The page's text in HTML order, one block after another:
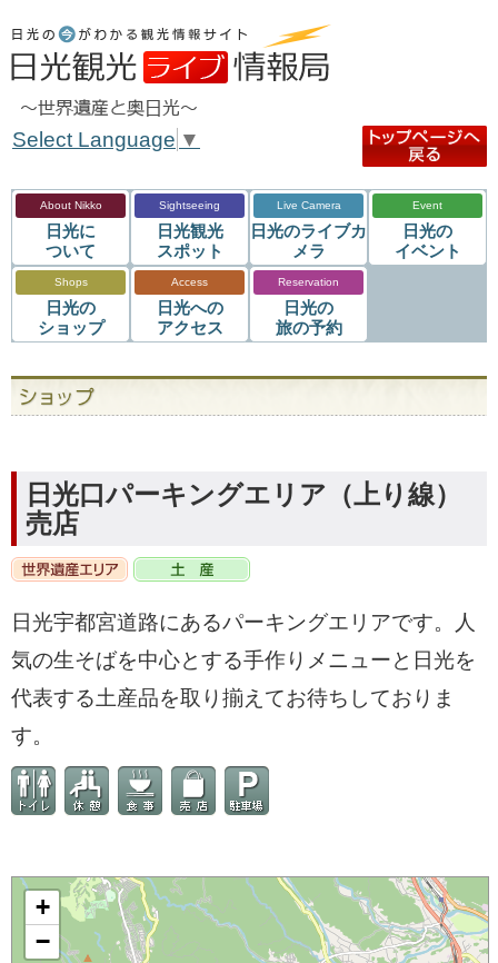
Select Language ▼
About Nikko
日光に
ついて
Sightseeing
日光観光
スポット
Live Camera
日光のライブカ
メラ
Event
日光の
イベント
Shops
日光の
ショップ
Access
日光への
アクセス
Reservation
日光の
旅の予約
日光口パーキングエリア（上り線）
売店
日光宇都宮道路にあるパーキングエリアです。人
気の生そばを中心とする手作りメニューと日光を
代表する土産品を取り揃えてお待ちしておりま
す。
+
−